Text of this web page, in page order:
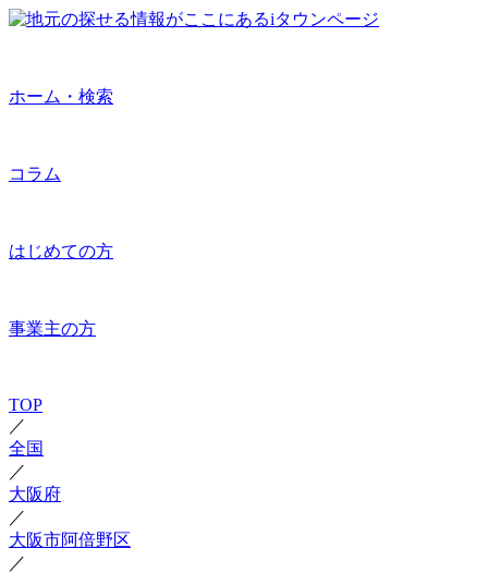
ホーム・検索
コラム
はじめての方
事業主の方
TOP
／
全国
／
大阪府
／
大阪市阿倍野区
／